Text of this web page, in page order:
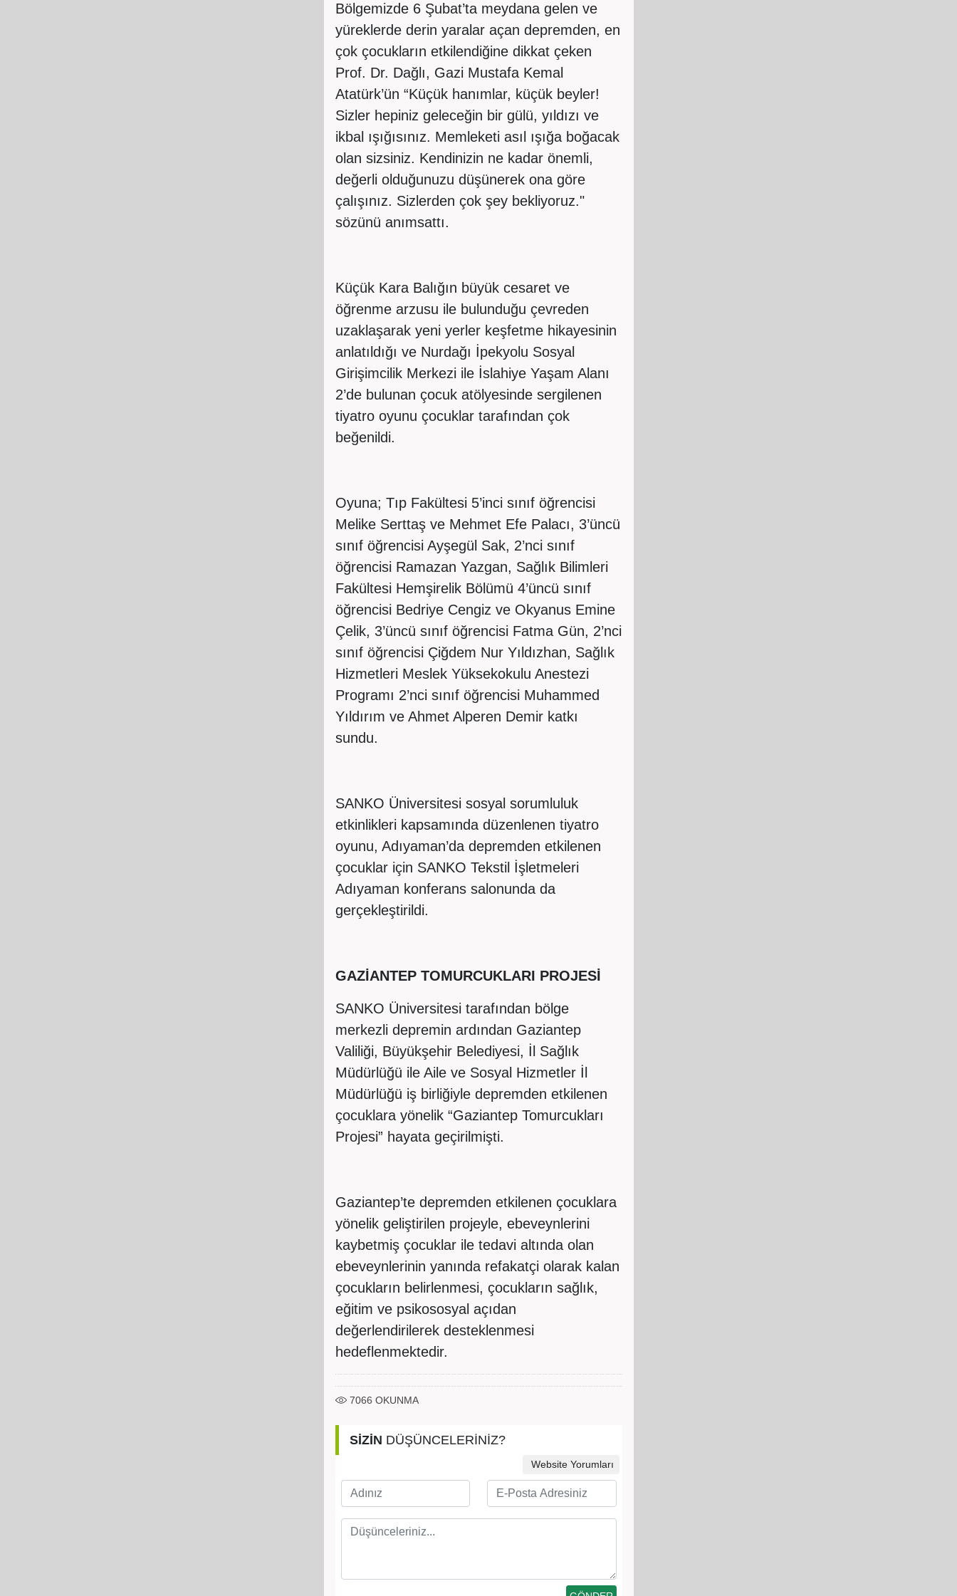
Bölgemizde 6 Şubat’ta meydana gelen ve
yüreklerde derin yaralar açan depremden, en
çok çocukların etkilendiğine dikkat çeken
Prof. Dr. Dağlı, Gazi Mustafa Kemal
Atatürk’ün “Küçük hanımlar, küçük beyler!
Sizler hepiniz geleceğin bir gülü, yıldızı ve
ikbal ışığısınız. Memleketi asıl ışığa boğacak
olan sizsiniz. Kendinizin ne kadar önemli,
değerli olduğunuzu düşünerek ona göre
çalışınız. Sizlerden çok şey bekliyoruz."
sözünü anımsattı.
Küçük Kara Balığın büyük cesaret ve
öğrenme arzusu ile bulunduğu çevreden
uzaklaşarak yeni yerler keşfetme hikayesinin
anlatıldığı ve Nurdağı İpekyolu Sosyal
Girişimcilik Merkezi ile İslahiye Yaşam Alanı
2’de bulunan çocuk atölyesinde sergilenen
tiyatro oyunu çocuklar tarafından çok
beğenildi.
Oyuna; Tıp Fakültesi 5’inci sınıf öğrencisi
Melike Serttaş ve Mehmet Efe Palacı, 3’üncü
sınıf öğrencisi Ayşegül Sak, 2’nci sınıf
öğrencisi Ramazan Yazgan, Sağlık Bilimleri
Fakültesi Hemşirelik Bölümü 4’üncü sınıf
öğrencisi Bedriye Cengiz ve Okyanus Emine
Çelik, 3’üncü sınıf öğrencisi Fatma Gün, 2’nci
sınıf öğrencisi Çiğdem Nur Yıldızhan, Sağlık
Hizmetleri Meslek Yüksekokulu Anestezi
Programı 2’nci sınıf öğrencisi Muhammed
Yıldırım ve Ahmet Alperen Demir katkı
sundu.
SANKO Üniversitesi sosyal sorumluluk
etkinlikleri kapsamında düzenlenen tiyatro
oyunu, Adıyaman’da depremden etkilenen
çocuklar için SANKO Tekstil İşletmeleri
Adıyaman konferans salonunda da
gerçekleştirildi.
GAZİANTEP TOMURCUKLARI PROJESİ
SANKO Üniversitesi tarafından bölge
merkezli depremin ardından Gaziantep
Valiliği, Büyükşehir Belediyesi, İl Sağlık
Müdürlüğü ile Aile ve Sosyal Hizmetler İl
Müdürlüğü iş birliğiyle depremden etkilenen
çocuklara yönelik “Gaziantep Tomurcukları
Projesi” hayata geçirilmişti.
Gaziantep’te depremden etkilenen çocuklara
yönelik geliştirilen projeyle, ebeveynlerini
kaybetmiş çocuklar ile tedavi altında olan
ebeveynlerinin yanında refakatçi olarak kalan
çocukların belirlenmesi, çocukların sağlık,
eğitim ve psikososyal açıdan
değerlendirilerek desteklenmesi
hedeflenmektedir.
7066 OKUNMA
SİZİN DÜŞÜNCELERİNİZ?
Website Yorumları